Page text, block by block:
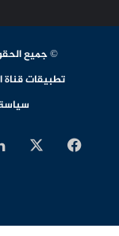
© جميع
تطبيقات قناة
فيسبوك